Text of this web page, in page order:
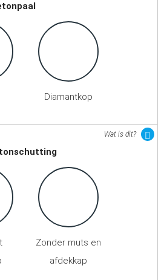
Diamantkop
Wat is dit?
Zonder muts en
afdekkap